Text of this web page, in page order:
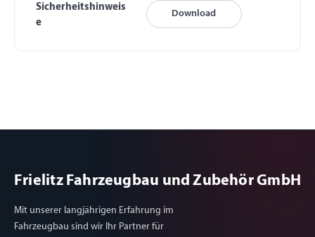
Sicherheitshinweis
e
Download
Frielitz Fahrzeugbau und Zubehör GmbH
Mit unserer langjährigen Erfahrung im
Fahrzeugbau sind wir Ihr Partner für